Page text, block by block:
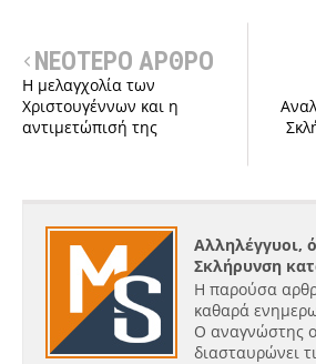
ΝΕΟΤΕΡΟ ΑΡΘΡΟ
Η μελαγχολία των
Χριστουγέννων και η
αντιμετώπισή της
Αλληλέγγυοι,
Σκλήρυνση
Η παρούσα
καθαρά
Ο αναγνώστης
διασταυρώνει